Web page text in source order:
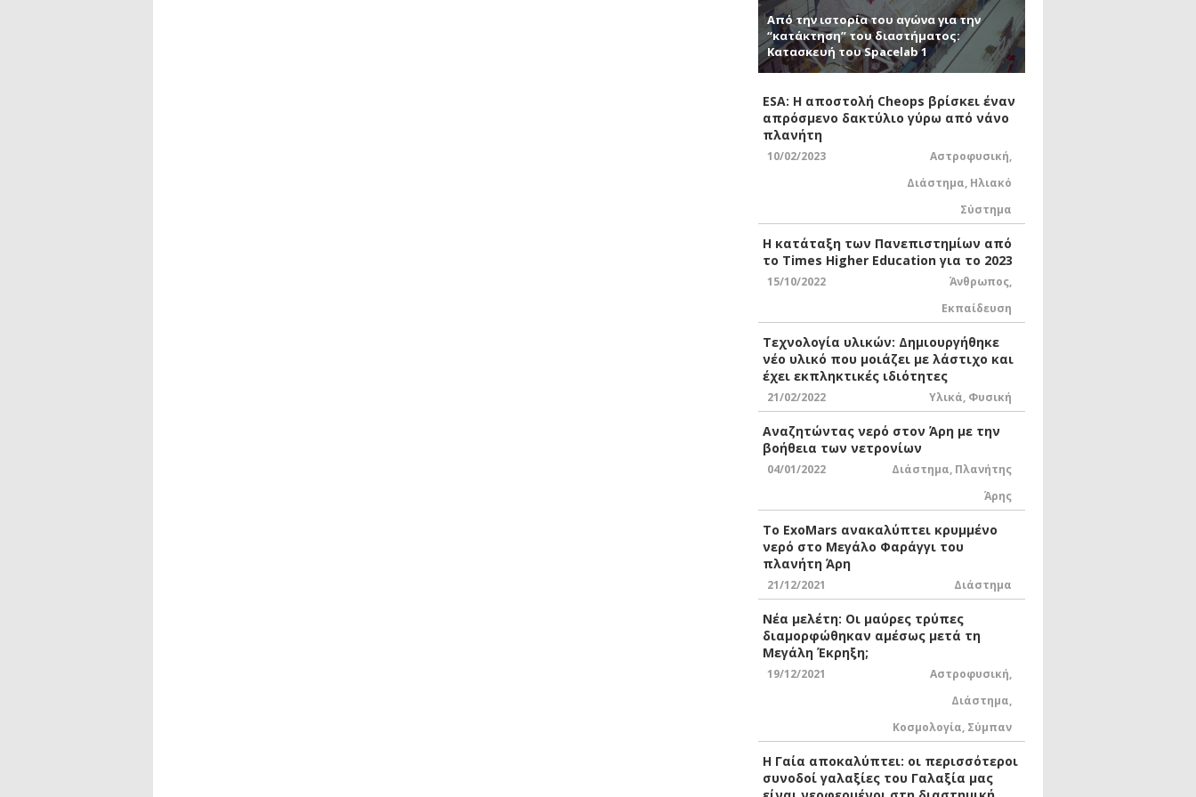
Από την ιστορία του αγώνα για την
“κατάκτηση” του διαστήματος:
Κατασκευή του Spacelab 1
ESA: Η αποστολή Cheops βρίσκει έναν
απρόσμενο δακτύλιο γύρω από νάνο
πλανήτη
10/02/2023 Αστροφυσική,
Διάστημα, Ηλιακό
Σύστημα
Η κατάταξη των Πανεπιστημίων από
το Times Higher Education για το 2023
15/10/2022 Άνθρωπος,
Εκπαίδευση
Τεχνολογία υλικών: Δημιουργήθηκε
νέο υλικό που μοιάζει με λάστιχο και
έχει εκπληκτικές ιδιότητες
21/02/2022 Υλικά, Φυσική
Αναζητώντας νερό στον Άρη με την
βοήθεια των νετρονίων
04/01/2022 Διάστημα, Πλανήτης
Άρης
Το ExoMars ανακαλύπτει κρυμμένο
νερό στο Μεγάλο Φαράγγι του
πλανήτη Άρη
21/12/2021 Διάστημα
Νέα μελέτη: Οι μαύρες τρύπες
διαμορφώθηκαν αμέσως μετά τη
Μεγάλη Έκρηξη;
19/12/2021 Αστροφυσική,
Διάστημα,
Κοσμολογία, Σύμπαν
Η Γαία αποκαλύπτει: οι περισσότεροι
συνοδοί γαλαξίες του Γαλαξία μας